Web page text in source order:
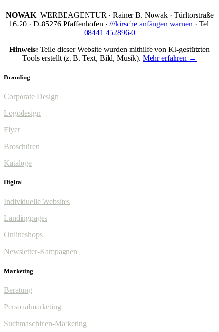
NOWAKWERBEAGENTUR · Rainer B. Nowak · Türltorstraße
16-20 · D-85276 Pfaffenhofen · ///kirsche.anfängen.warnen · Tel.
08441 452896-0
Hinweis: Teile dieser Website wurden mithilfe von KI-gestützten
Tools erstellt (z. B. Text, Bild, Musik). Mehr erfahren →
Branding
Corporate Design
Logodesign
Flyer
Broschüren
Kataloge
Digital
Individuelle Websites
Landingpages
Onlineshops
Newsletter-Kampagnen
Marketing
Beratung
Personalmarketing
Suchmaschinen-Marketing